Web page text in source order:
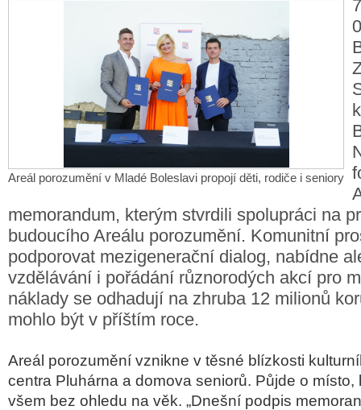
Areál porozumění v Mladé Boleslavi propojí děti, rodiče i seniory
memorandum, kterým stvrdili spolupráci na
budoucího Areálu porozumění. Komunitní
podporovat mezigenerační dialog, nabídne
vzdělávání i pořádání různorodých akcí pro
náklady se odhadují na zhruba 12 milionů
mohlo být v příštím roce.
Areál porozumění vznikne v těsné blízkosti
centra Pluhárna a domova seniorů. Půjde o místo,
všem bez ohledu na věk. „Dnešní podpis